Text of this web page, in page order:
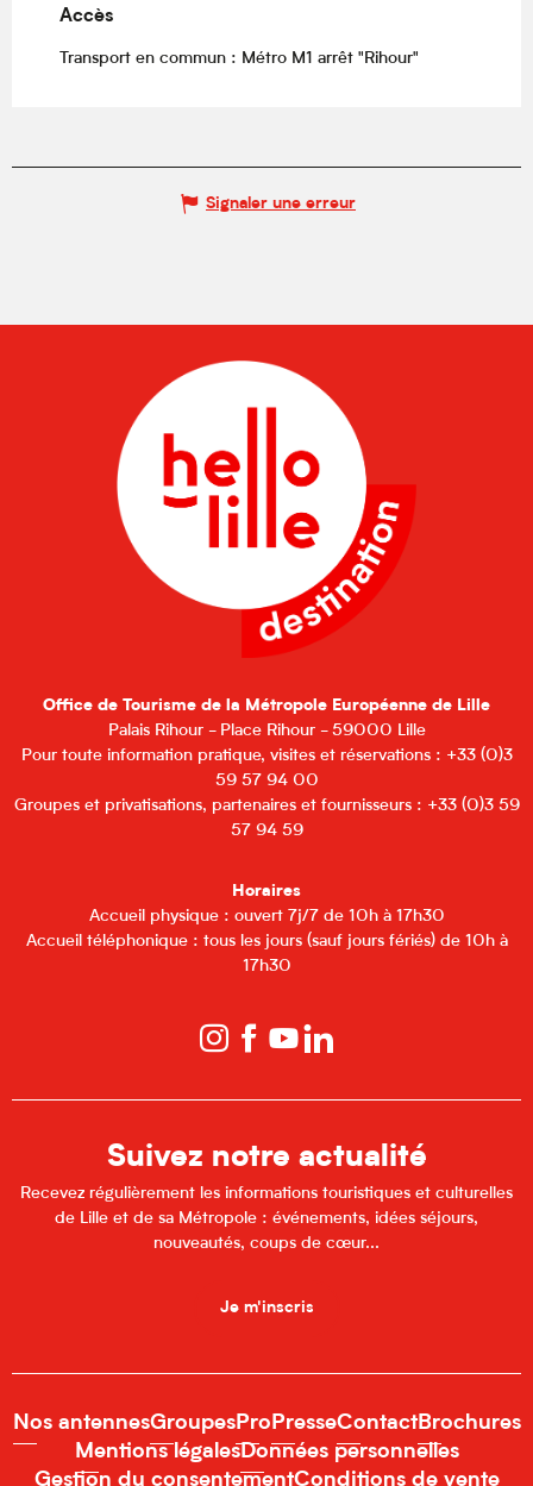
Accès
Accès
Transport en commun : Métro M1 arrêt "Rihour"
Signaler une erreur
Office de Tourisme de la Métropole Européenne de Lille
Palais Rihour - Place Rihour - 59000 Lille
Pour toute information pratique, visites et réservations : +33 (0)3
59 57 94 00
Groupes et privatisations, partenaires et fournisseurs : +33 (0)3 59
57 94 59
Horaires
Accueil physique : ouvert 7j/7 de 10h à 17h30
Accueil téléphonique : tous les jours (sauf jours fériés) de 10h à
17h30
Suivez notre actualité
Recevez régulièrement les informations touristiques et culturelles
de Lille et de sa Métropole : événements, idées séjours,
nouveautés, coups de cœur...
Je m'inscris
Nos antennesGroupesPro PresseContactBrochures
Mentions légalesDonnées personnelles
Gestion du consentementConditions de vente